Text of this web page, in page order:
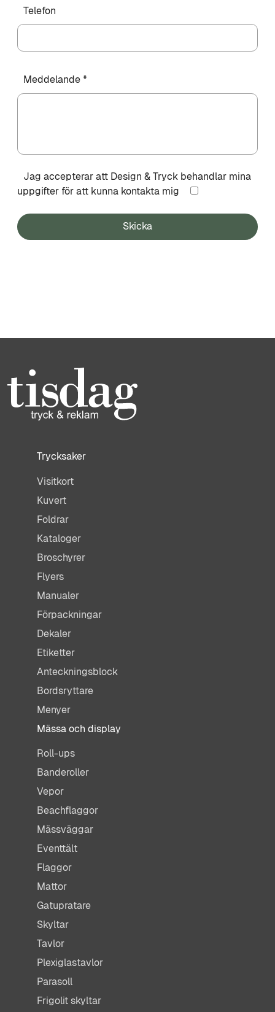
Telefon
Meddelande *
Jag accepterar att Design & Tryck behandlar mina
uppgifter för att kunna kontakta mig
Skicka
Trycksaker
Visitkort
Kuvert
Foldrar
Kataloger
Broschyrer
Flyers
Manualer
Förpackningar
Dekaler
Etiketter
Anteckningsblock
Bordsryttare
Menyer
Mässa och display
Roll-ups
Banderoller
Vepor
Beachflaggor
Mässväggar
Eventtält
Flaggor
Mattor
Gatupratare
Skyltar
Tavlor
Plexiglastavlor
Parasoll
Frigolit skyltar